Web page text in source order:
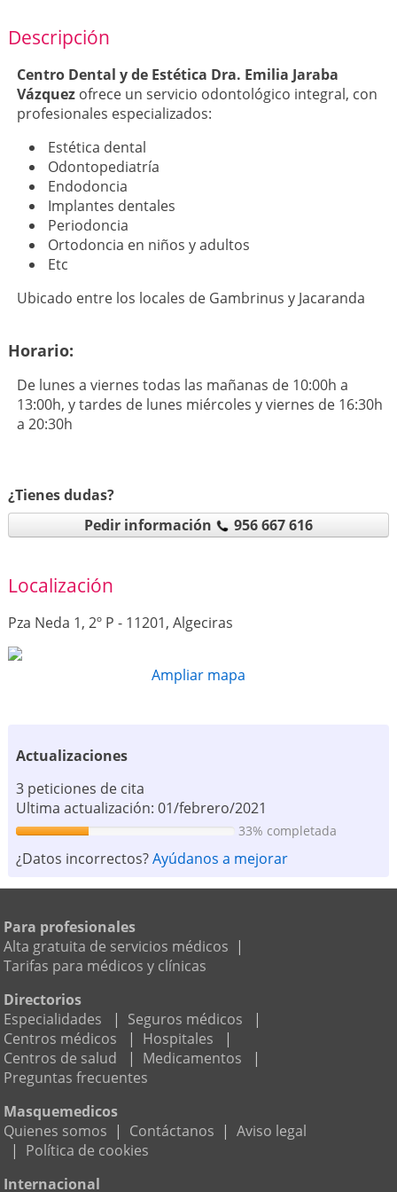
Descripción
Centro Dental y de Estética Dra. Emilia Jaraba
Vázquezofrece un servicio odontológico integral, con
profesionales especializados:
Estética dental
Odontopediatría
Endodoncia
Implantes dentales
Periodoncia
Ortodoncia en niños y adultos
Etc
Ubicado entre los locales de Gambrinus y Jacaranda
Horario:
De lunes a viernes todas las mañanas de 10:00h a
13:00h, y tardes de lunes miércoles y viernes de 16:30h
a 20:30h
¿Tienes dudas?
Pedir información
956 667 616
Localización
Pza Neda 1, 2º P - 11201, Algeciras
Ampliar mapa
Actualizaciones
3 peticiones de cita
Ultima actualización: 01/febrero/2021
33% completada
¿Datos incorrectos?Ayúdanos a mejorar
Para profesionales
Alta gratuita de servicios médicos |
Tarifas para médicos y clínicas
Directorios
Especialidades
| Seguros médicos
|
Centros médicos
| Hospitales
|
Centros de salud
| Medicamentos
|
Preguntas frecuentes
Masquemedicos
Quienes somos | Contáctanos | Aviso legal
| Política de cookies
Internacional